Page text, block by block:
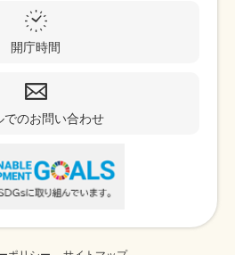
開庁時間
でのお問い合わせ